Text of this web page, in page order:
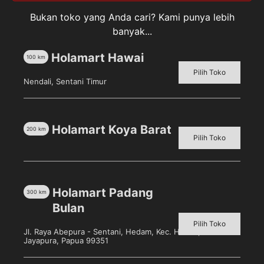
Deskripsi
Ulasan (0)
dengan rasa yang enak khas Biskuit Kokola. Dibuat
dengan bahan pilihan berkualitas yang aman
Produk Terkait
Bukan toko yang Anda cari? Kami punya lebih
banyak...
Holamart Hawai
100 km
Nendali, Sentani Timur
Pilih Toko
Holamart Koya Barat
200 km
Pilih Toko
Holamart Padang
Bulan
300 km
Jl. Raya Abepura - Sentani, Hedam, Kec. Heram, Kota
Jayapura, Papua 99351
Pilih Toko